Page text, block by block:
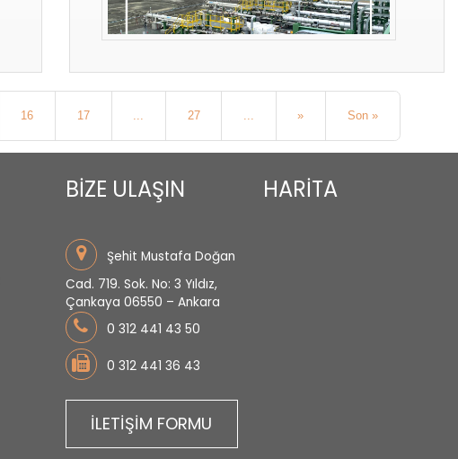
16 17 ... 27 ... » Son »
BİZE ULAŞIN
Şehit Mustafa Doğan
Cad. 719. Sok. No: 3 Yıldız,
Çankaya 06550 – Ankara
0 312 441 43 50
0 312 441 36 43
İLETİŞİM FORMU
HARİTA